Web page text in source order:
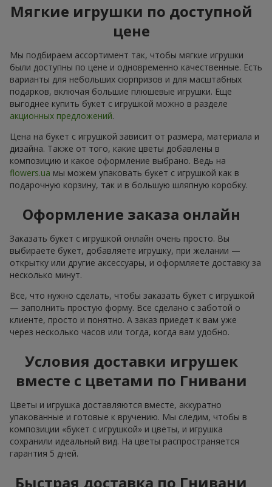
Мягкие игрушки по доступной
цене
Мы подбираем ассортимент так, чтобы мягкие игрушки
были доступны по цене и одновременно качественные. Есть
варианты для небольших сюрпризов и для масштабных
подарков, включая большие плюшевые игрушки. Еще
выгоднее купить букет с игрушкой можно в разделе
акционных предложений.
Цена на букет с игрушкой зависит от размера, материала и
дизайна. Также от того, какие цветы добавлены в
композицию и какое оформление выбрано. Ведь на
flowers.ua мы можем упаковать букет с игрушкой как в
подарочную корзину, так и в большую шляпную коробку.
Оформление заказа онлайн
Заказать букет с игрушкой онлайн очень просто. Вы
выбираете букет, добавляете игрушку, при желании —
открытку или другие аксессуары, и оформляете доставку за
несколько минут.
Все, что нужно сделать, чтобы заказать букет с игрушкой
— заполнить простую форму. Все сделано с заботой о
клиенте, просто и понятно. А заказ приедет к вам уже
через несколько часов или тогда, когда вам удобно.
Условия доставки игрушек
вместе с цветами по Гнивани
Цветы и игрушка доставляются вместе, аккуратно
упакованные и готовые к вручению. Мы следим, чтобы в
композиции «букет с игрушкой» и цветы, и игрушка
сохранили идеальный вид. На цветы распространяется
гарантия 5 дней.
Быстрая доставка по Гнивани